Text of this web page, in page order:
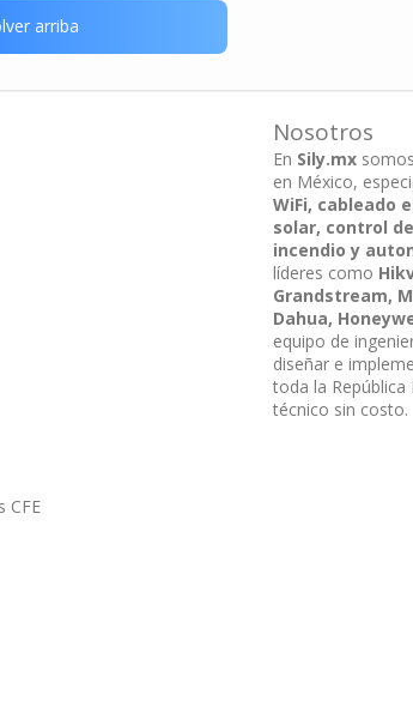
arriba
CFE
Nosotros
En Sily.mx
en México,
WiFi, cableado
solar, control
incendio y
líderes como
Grandstream,
Dahua,
equipo de
diseñar e
toda la
técnico sin costo.